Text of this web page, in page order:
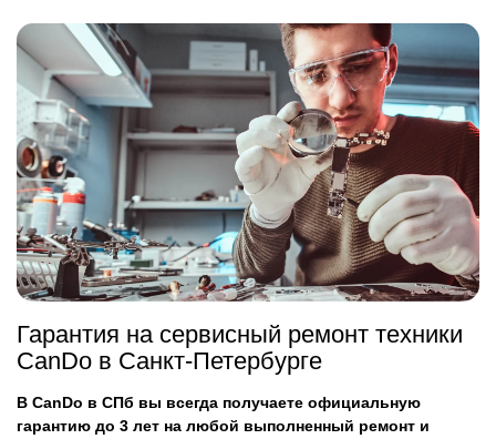
Гарантия на сервисный ремонт техники
CanDo в Санкт-Петербурге
В CanDo в СПб вы всегда получаете официальную
гарантию до 3 лет на любой выполненный ремонт и